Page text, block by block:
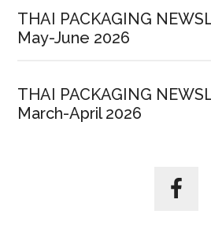
THAI PACKAGING
May-June 2026
THAI PACKAGING
March-April 2026